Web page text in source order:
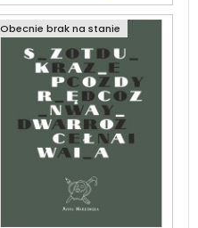
Obecnie brak na stanie